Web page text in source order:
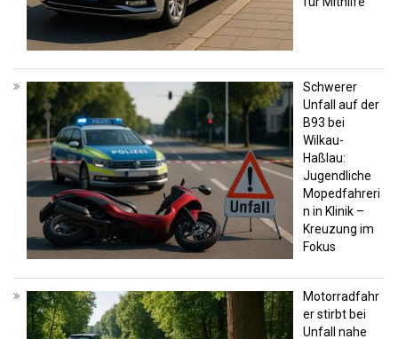
Schwerer
Unfall auf der
B93 bei
Wilkau-
Haßlau:
Jugendliche
Mopedfahreri
n in Klinik –
Kreuzung im
Fokus
Motorradfahr
er stirbt bei
Unfall nahe